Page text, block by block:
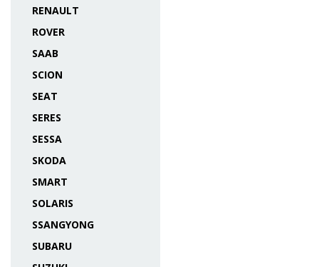
RENAULT
ROVER
SAAB
SCION
SEAT
SERES
SESSA
SKODA
SMART
SOLARIS
SSANGYONG
SUBARU